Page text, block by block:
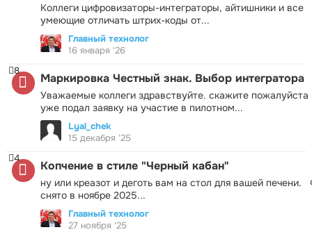
Коллеги цифровизаторы-интеграторы, айтишники и все
умеющие отличать штрих-коды от...
Главный технолог
16 января '26
Маркировка Честный знак. Выбор интегратора
Уважаемые коллеги здравствуйте. скажите пожалуйста
уже подал заявку на участие в пилотном...
8
Lyal_chek
15 декабря '25
Копчение в стиле "Черный кабан"
ну или креазот и деготь вам на стол для вашей печени.
снято в ноябре 2025...
4
Главный технолог
27 ноября '25